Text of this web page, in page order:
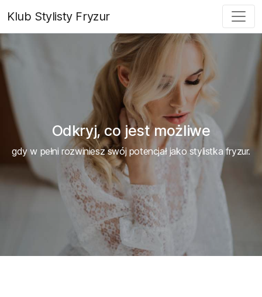
Klub Stylisty Fryzur
Odkryj, co jest możliwe
gdy w pełni rozwiniesz swój potencjał jako stylistka fryzur.